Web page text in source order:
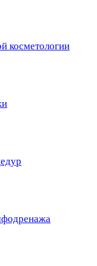
косметологии